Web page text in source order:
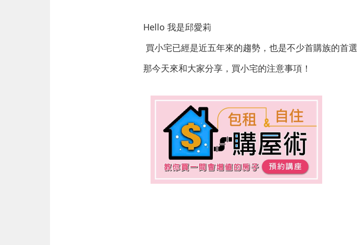
Hello 我是邱愛莉
買小宅已經是近五年來的趨勢，也是不少首購族的首選
那今天來和大家分享，買小宅的注意事項！